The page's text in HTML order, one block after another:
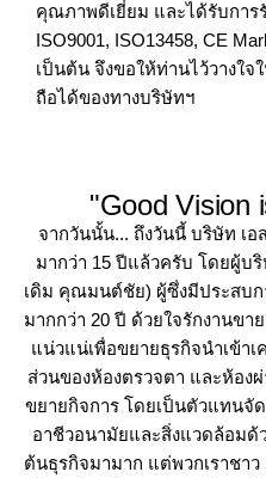
คุณภาพดีเยี่ยม และได้รับการ
ISO9001, ISO13458, CE
เป็นต้น จึงขอให้ท่านไว้วางใ
ถือได้ของทางบริษัทฯ
"Good Vision
จากวันนั้น... ถึงวันนี้ บริษัท เอ
มากว่า 15 ปีแล้วครับ โดยผู้
เดิม คุณมนต์ชัย) ผู้ซึ่งมีประสบ
มากกว่า 20 ปี ด้วยใจรักงานข
แน่วแน่เพื่อขยายธุรกิจนำเข้า
ส่วนของห้องตรวจตา และห้อง
ขยายกิจการ โดยเป็นตัวแทนจั
อาชีวอนามัยและสิ่งแวดล้อมด้
ต้นธุรกิจมามาก แต่พวกเราชา